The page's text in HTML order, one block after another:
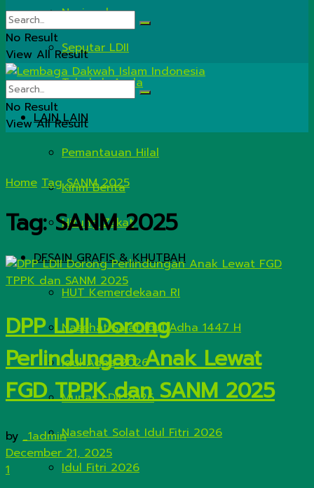
Nasional
Seputar LDII
Tahukah Anda
LAIN LAIN
Pemantauan Hilal
Kirim Berita
Hitung Zakat
DESAIN GRAFIS & KHUTBAH
HUT Kemerdekaan RI
Nasehat Salat Idul Adha 1447 H
Idul Adha 2026
Munas LDII 2026
Nasehat Solat Idul Fitri 2026
Idul Fitri 2026
No Result
View All Result
No Result
View All Result
Home Tag SANM 2025
Tag:SANM 2025
DPP LDII Dorong
Perlindungan Anak Lewat
FGD TPPK dan SANM 2025
by _1admin
December 21, 2025
1